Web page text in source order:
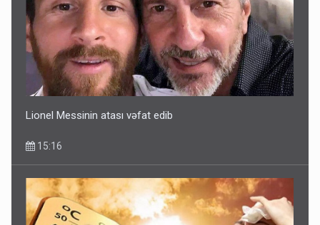
Lionel Messinin atası vəfat edib
15:16